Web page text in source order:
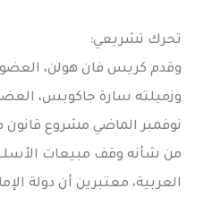
تحرك تشريعي:
وقدم كريس فان هولن،
وزميلته سارة جاكوبس،
نوفمبر الماضي مشروع
من شأنه وقف مبيعات
العربية، معتبرين أن دولة